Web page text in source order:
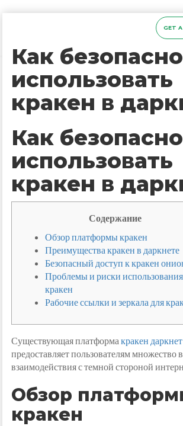
GET A
Как безопасно
использовать
кракен в
Как безопасно
использовать
кракен в
Содержание
Обзор платформы кракен
Преимущества кракен в даркнете
Безопасный доступ к кракен
Проблемы и риски использования
кракен
Рабочие ссылки и зеркала для
Существующая платформакракен
предоставляет пользователям множество
взаимодействия с темной стороной
Обзор
кракен